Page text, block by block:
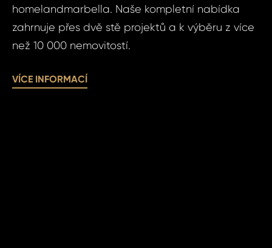
homelandmarbella. Naše kompletní nabídka
zahrnuje přes dvě stě projektů a k výběru z více
než 10 000 nemovitostí.
VÍCE INFORMACÍ